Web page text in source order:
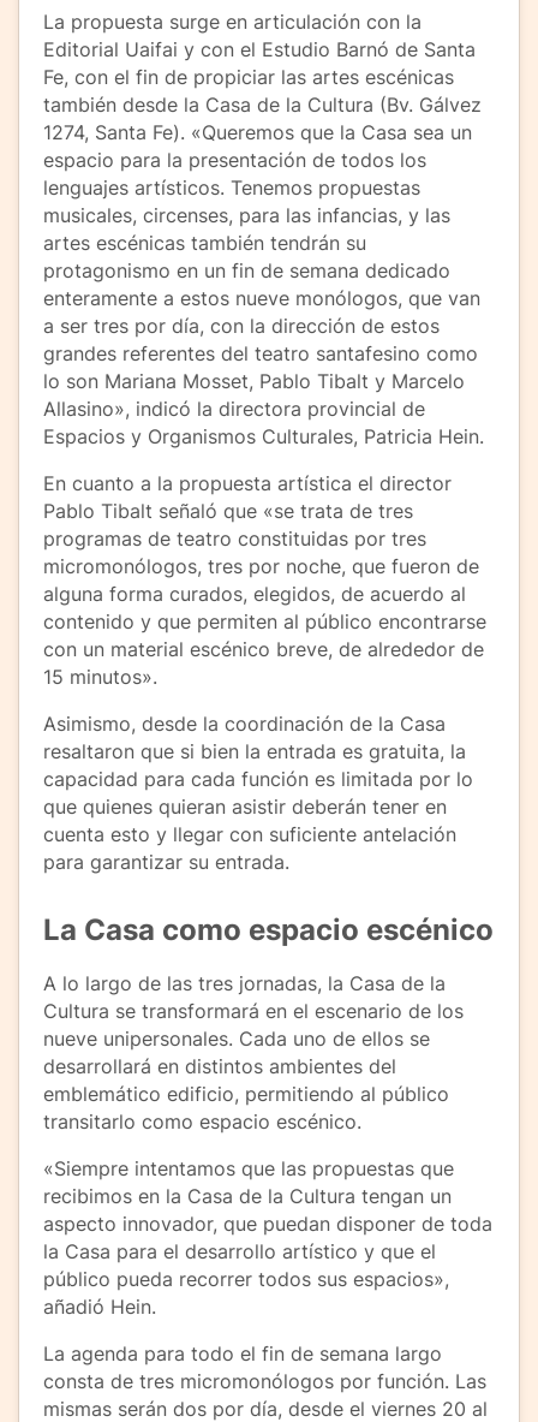
La propuesta surge en articulación con la
Editorial Uaifai y con el Estudio Barnó de Santa
Fe, con el fin de propiciar las artes escénicas
también desde la Casa de la Cultura (Bv. Gálvez
1274, Santa Fe). «Queremos que la Casa sea un
espacio para la presentación de todos los
lenguajes artísticos. Tenemos propuestas
musicales, circenses, para las infancias, y las
artes escénicas también tendrán su
protagonismo en un fin de semana dedicado
enteramente a estos nueve monólogos, que van
a ser tres por día, con la dirección de estos
grandes referentes del teatro santafesino como
lo son Mariana Mosset, Pablo Tibalt y Marcelo
Allasino», indicó la directora provincial de
Espacios y Organismos Culturales, Patricia Hein.
En cuanto a la propuesta artística el director
Pablo Tibalt señaló que «se trata de tres
programas de teatro constituidas por tres
micromonólogos, tres por noche, que fueron de
alguna forma curados, elegidos, de acuerdo al
contenido y que permiten al público encontrarse
con un material escénico breve, de alrededor de
15 minutos».
Asimismo, desde la coordinación de la Casa
resaltaron que si bien la entrada es gratuita, la
capacidad para cada función es limitada por lo
que quienes quieran asistir deberán tener en
cuenta esto y llegar con suficiente antelación
para garantizar su entrada.
La Casa como espacio escénico
A lo largo de las tres jornadas, la Casa de la
Cultura se transformará en el escenario de los
nueve unipersonales. Cada uno de ellos se
desarrollará en distintos ambientes del
emblemático edificio, permitiendo al público
transitarlo como espacio escénico.
«Siempre intentamos que las propuestas que
recibimos en la Casa de la Cultura tengan un
aspecto innovador, que puedan disponer de toda
la Casa para el desarrollo artístico y que el
público pueda recorrer todos sus espacios»,
añadió Hein.
La agenda para todo el fin de semana largo
consta de tres micromonólogos por función. Las
mismas serán dos por día, desde el viernes 20 al